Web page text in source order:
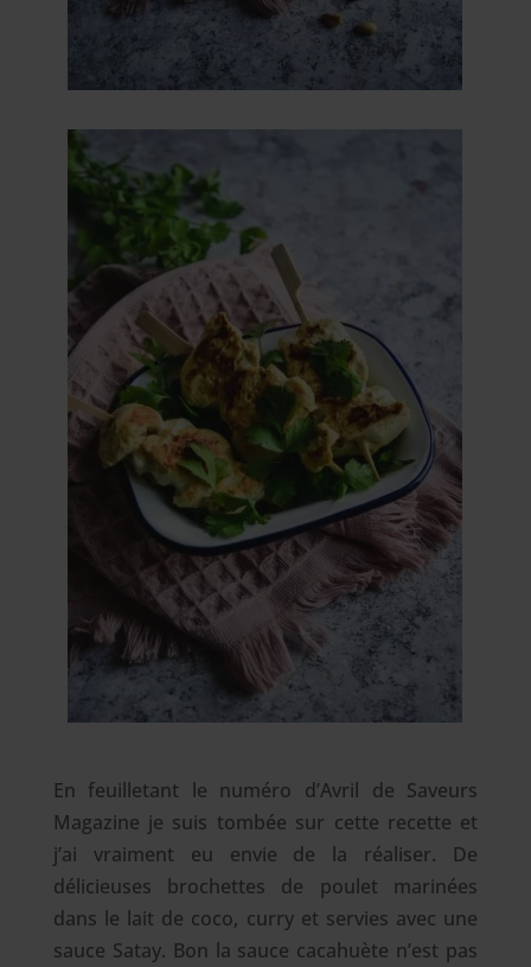
En feuilletant le numéro d’Avril de Saveurs
Magazine je suis tombée sur cette recette et
j’ai vraiment eu envie de la réaliser. De
délicieuses brochettes de poulet marinées
dans le lait de coco, curry et servies avec une
sauce Satay. Bon la sauce cacahuète n’est pas